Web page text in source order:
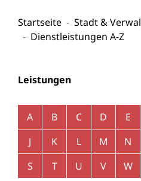
Startseite Stadt &
Dienstleistungen A-Z
Leistungen
Alphabetisches Register
A B C D E
J
K L M N
S
T U V W